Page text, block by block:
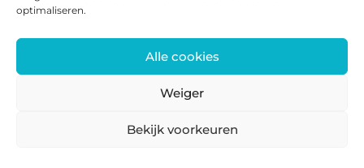
optimaliseren.
Alle cookies
Weiger
Bekijk voorkeuren